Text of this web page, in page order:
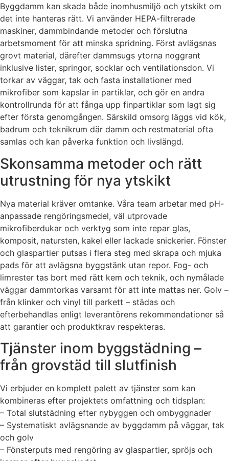
Byggdamm kan skada både inomhusmiljö och ytskikt om
det inte hanteras rätt. Vi använder HEPA-filtrerade
maskiner, dammbindande metoder och förslutna
arbetsmoment för att minska spridning. Först avlägsnas
grovt material, därefter dammsugs ytorna noggrant
inklusive lister, springor, socklar och ventilationsdon. Vi
torkar av väggar, tak och fasta installationer med
mikrofiber som kapslar in partiklar, och gör en andra
kontrollrunda för att fånga upp finpartiklar som lagt sig
efter första genomgången. Särskild omsorg läggs vid kök,
badrum och teknikrum där damm och restmaterial ofta
samlas och kan påverka funktion och livslängd.
Skonsamma metoder och rätt
utrustning för nya ytskikt
Nya material kräver omtanke. Våra team arbetar med pH-
anpassade rengöringsmedel, väl utprovade
mikrofiberdukar och verktyg som inte repar glas,
komposit, natursten, kakel eller lackade snickerier. Fönster
och glaspartier putsas i flera steg med skrapa och mjuka
pads för att avlägsna byggstänk utan repor. Fog- och
limrester tas bort med rätt kem och teknik, och nymålade
väggar dammtorkas varsamt för att inte mattas ner. Golv –
från klinker och vinyl till parkett – städas och
efterbehandlas enligt leverantörens rekommendationer så
att garantier och produktkrav respekteras.
Tjänster inom byggstädning –
från grovstäd till slutfinish
Vi erbjuder en komplett palett av tjänster som kan
kombineras efter projektets omfattning och tidsplan:
– Total slutstädning efter nybyggen och ombyggnader
– Systematiskt avlägsnande av byggdamm på väggar, tak
och golv
– Fönsterputs med rengöring av glaspartier, spröjs och